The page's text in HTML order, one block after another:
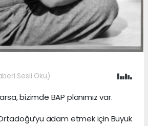
Sesli Oku)
bizimde BAP planımız var.
adam etmek için Büyük